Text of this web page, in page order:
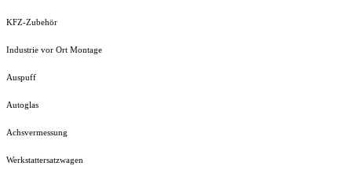
KFZ-Zubehör
Industrie vor Ort Montage
Auspuff
Autoglas
Achsvermessung
Werkstattersatzwagen